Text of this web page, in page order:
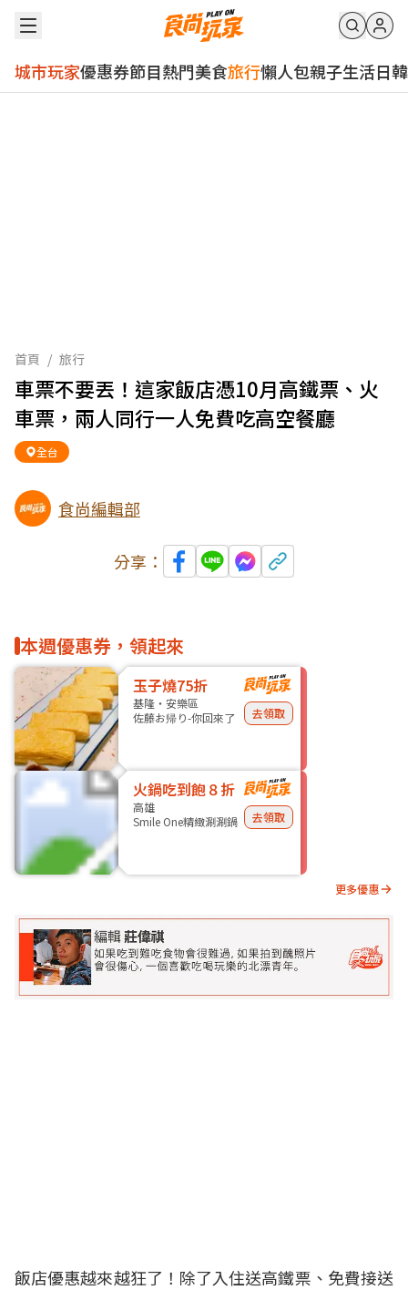
城市玩家優惠券節目熱門美食旅行懶人包親子生活日韓
首頁 / 旅行
車票不要丟！這家飯店憑10月高鐵票、火
車票，兩人同行一人免費吃高空餐廳
全台
食尚編輯部
分享：
本週優惠券，領起來
玉子燒75折
基隆・安樂區
佐藤お帰り-你回來了
去領取
火鍋吃到飽８折
高雄
Smile One精緻涮涮鍋
去領取
更多優惠
飯店優惠越來越狂了！除了入住送高鐵票、免費接送